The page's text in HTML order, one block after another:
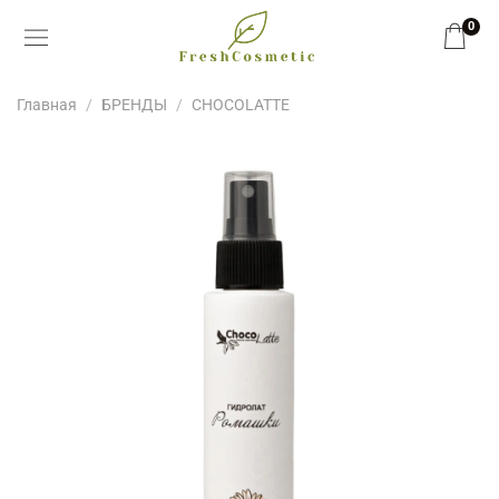
0
Главная БРЕНДЫ CHOCOLATTE